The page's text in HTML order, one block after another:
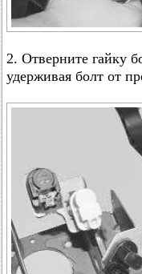
2. Отверните гайку
удерживая болт от